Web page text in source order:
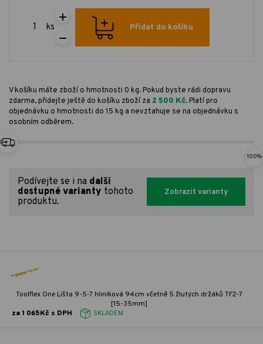
ks Přidat do košíku
V košíku máte zboží o hmotnosti 0 kg. Pokud byste rádi dopravu
zdarma, přidejte ještě do košíku zboží za 2 500 Kč. Platí pro
objednávku o hmotnosti do 15 kg a nevztahuje se na objednávku s
osobním odběrem.
100%
Podívejte se i na další
dostupné varianty tohoto
produktu.
Zobrazit varianty
Toolflex One Lišta 9-5-7 hliníková 94cm včetně 5 žlutých držáků TF2-7
[15-35mm]
za 1 065Kč s DPH
SKLADEM